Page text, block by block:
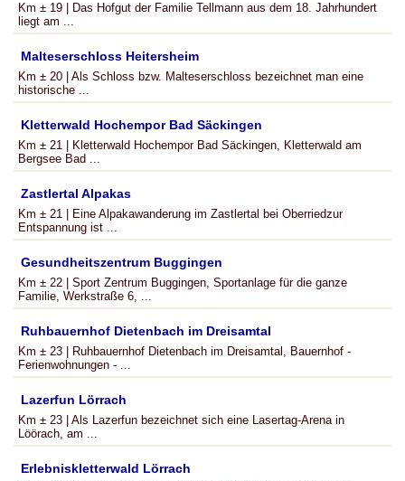
Km ± 19 | Das Hofgut der Familie Tellmann aus dem 18. Jahrhundert
liegt am ...
Malteserschloss Heitersheim
Km ± 20 | Als Schloss bzw. Malteserschloss bezeichnet man eine
historische ...
Kletterwald Hochempor Bad Säckingen
Km ± 21 | Kletterwald Hochempor Bad Säckingen, Kletterwald am
Bergsee Bad ...
Zastlertal Alpakas
Km ± 21 | Eine Alpakawanderung im Zastlertal bei Oberriedzur
Entspannung ist ...
Gesundheitszentrum Buggingen
Km ± 22 | Sport Zentrum Buggingen, Sportanlage für die ganze
Familie, Werkstraße 6, ...
Ruhbauernhof Dietenbach im Dreisamtal
Km ± 23 | Ruhbauernhof Dietenbach im Dreisamtal, Bauernhof -
Ferienwohnungen - ...
Lazerfun Lörrach
Km ± 23 | Als Lazerfun bezeichnet sich eine Lasertag-Arena in
Löörach, am ...
Erlebniskletterwald Lörrach